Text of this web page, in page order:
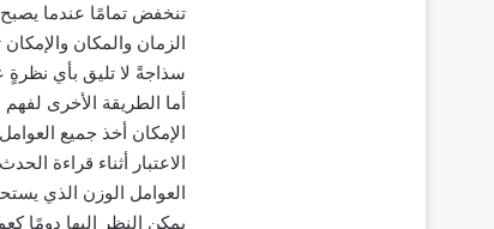
تنخفض تمامًا عندما
الزمان والمكان
سذاجةً لا تليق بأي نظرةٍ
أما الطريقة الأخرى
الإمكان أخذ جميع
الاعتبار أثناء قراءة
العوامل الوزن الذي
يمكن النظر إليها دومًا